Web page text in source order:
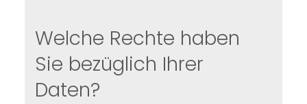
Welche Rechte haben
Sie bezüglich Ihrer
Daten?